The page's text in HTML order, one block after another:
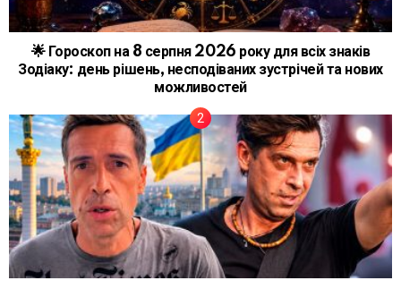
🌟 Гороскоп на 8 серпня 2026 року для всіх знаків
Зодіаку: день рішень, несподіваних зустрічей та нових
можливостей